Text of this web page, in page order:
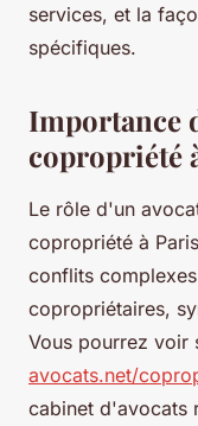
services, et la
spécifiques.
Importance
copropriété
Le rôle d'un
copropriété à
conflits
copropriétaires,
Vous pourrez voir
avocats.net/
cabinet d'avocats